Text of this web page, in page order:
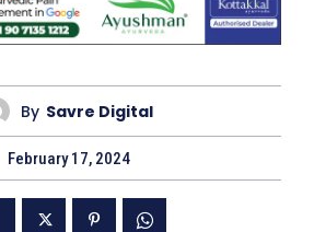
By Savre Digital
February 17, 2024